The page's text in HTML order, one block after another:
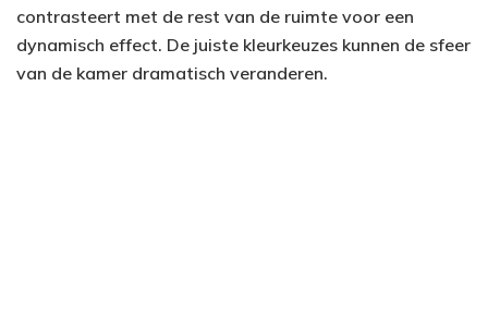
contrasteert met de rest van de ruimte voor een
dynamisch effect. De juiste kleurkeuzes kunnen de sfeer
van de kamer dramatisch veranderen.